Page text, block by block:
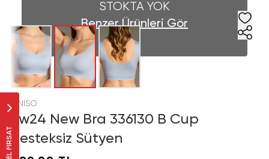
STOKTA YOK
Benzer Ürünleri Gör
MINISO
Aw24 New Bra 336130 B Cup
Desteksiz Sütyen